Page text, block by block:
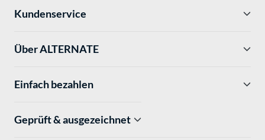
Kundenservice
Über ALTERNATE
Einfach bezahlen
Geprüft & ausgezeichnet